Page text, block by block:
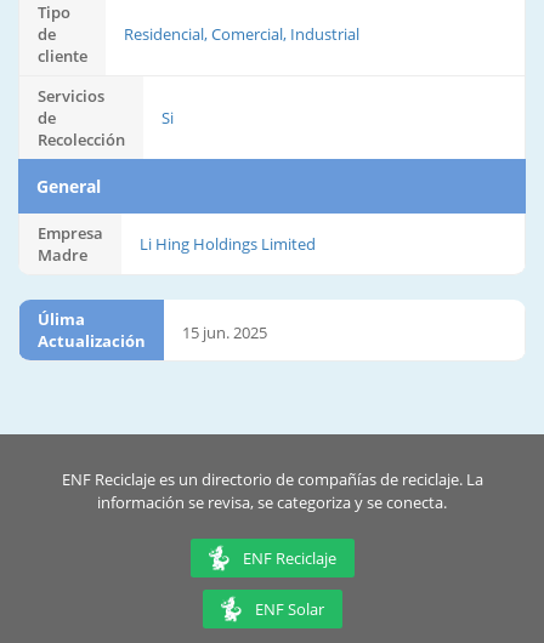
Tipo
de
cliente
Residencial, Comercial, Industrial
Servicios
de
Recolección
Si
General
Empresa
Madre
Li Hing Holdings Limited
Úlima
Actualización
15 jun. 2025
ENF Reciclaje es un directorio de compañías de reciclaje. La
información se revisa, se categoriza y se conecta.
ENF Reciclaje
ENF Solar